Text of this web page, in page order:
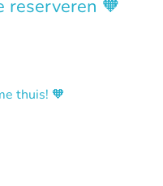
reserveren 🧡
thuis! 🧡